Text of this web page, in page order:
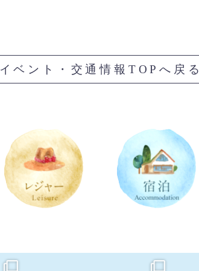
イベント・交通情報TOPへ戻る